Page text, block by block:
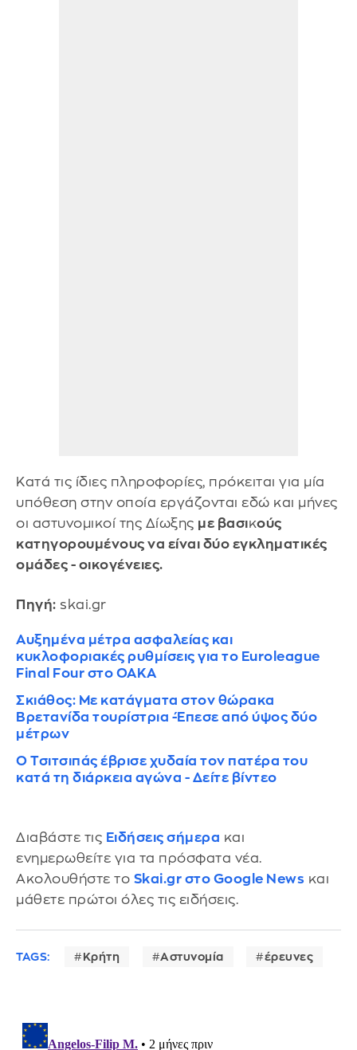
Κατά τις ίδιες πληροφορίες, πρόκειται για μία
υπόθεση στην οποία εργάζονται εδώ και μήνες
οι αστυνομικοί της Δίωξης με βασικούς
κατηγορουμένους να είναι δύο εγκληματικές
ομάδες - οικογένειες.
Πηγή: skai.gr
Αυξημένα μέτρα ασφαλείας και
κυκλοφοριακές ρυθμίσεις για το Euroleague
Final Four στο ΟΑΚΑ
Σκιάθος: Με κατάγματα στον θώρακα
Βρετανίδα τουρίστρια -Έπεσε από ύψος δύο
μέτρων
Ο Τσιτσιπάς έβρισε χυδαία τον πατέρα του
κατά τη διάρκεια αγώνα - Δείτε βίντεο
Διαβάστε τις Ειδήσεις σήμερα και
ενημερωθείτε για τα πρόσφατα νέα.
Ακολουθήστε το Skai.gr στο Google News και
μάθετε πρώτοι όλες τις ειδήσεις.
TAGS: Κρήτη Αστυνομία έρευνες